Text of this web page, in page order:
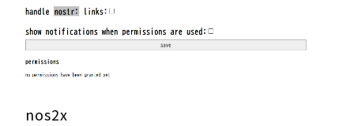
nos2x